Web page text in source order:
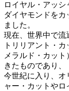
ロイヤル・アッシ
ダイヤモンドを
ました。
現在、世界中で流
トリリアント・
メラルド・カッ
きたものであり、
今世紀に入り、オ
ャー・カットやロ